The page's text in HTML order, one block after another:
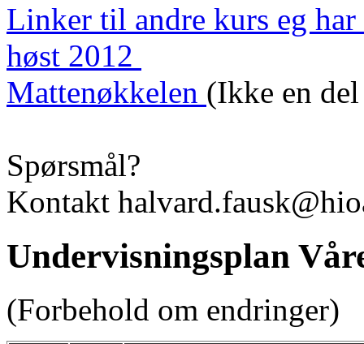
Linker til andre kurs eg
høst 2012
Mattenøkkelen (Ikke en
Spørsmål?
Kontakt
Undervisningsplan
(Forbehold om endringer)